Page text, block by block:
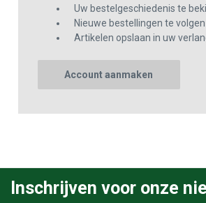
Uw bestelgeschiedenis te
Nieuwe bestellingen te volgen
Artikelen opslaan in uw
Account aanmaken
Inschrijven voor onze